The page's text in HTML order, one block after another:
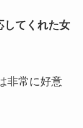
してくれた女
非常に好意